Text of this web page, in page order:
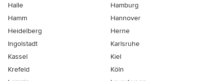
Halle
Hamburg
Hamm
Hannover
Heidelberg
Herne
Ingolstadt
Karlsruhe
Kassel
Kiel
Krefeld
Köln